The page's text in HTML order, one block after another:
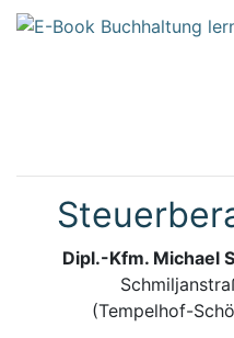
Dipl.-Kfm. Michael
(Tempelhof-